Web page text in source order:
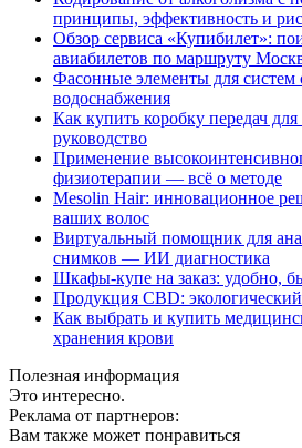
принципы, эффективность и
Обзор сервиса «Купибилет»:
авиабилетов по маршруту
Фасонные элементы для систем
водоснабжения
Как купить коробку передач
руководство
Применение
физиотерапии — всё о методе
Mesolin Hair: инновационное
ваших волос
Виртуальный помощник для
снимков — ИИ диагностика
Шкафы-купе на заказ: удобно,
Продукция CBD:
Как выбрать и купить
хранения крови
Полезная информация
Это интересно.
Реклама от партнеров:
Вам также может понравиться